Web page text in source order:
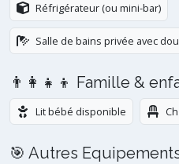
Réfrigérateur (ou mini-bar)
Salle de bains privée avec
👨‍👩‍👧‍👦 Famille &
Lit bébé disponible
🎯 Autres